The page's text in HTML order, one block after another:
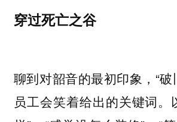
穿过死亡之谷
聊到对韶音的最初印象，“破
员工会笑着给出的关键词。